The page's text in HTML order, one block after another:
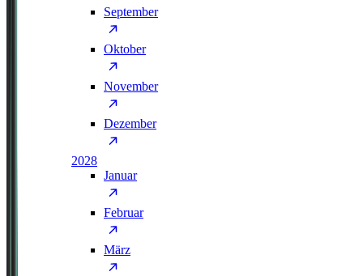
September
Oktober
November
Dezember
2028
Januar
Februar
März